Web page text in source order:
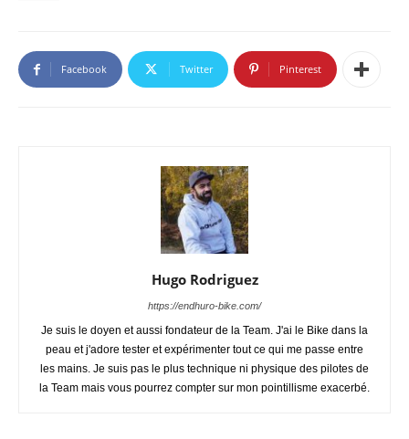
Facebook Twitter Pinterest
Hugo Rodriguez
https://endhuro-bike.com/
Je suis le doyen et aussi fondateur de la Team. J'ai le Bike dans la
peau et j'adore tester et expérimenter tout ce qui me passe entre
les mains. Je suis pas le plus technique ni physique des pilotes de
la Team mais vous pourrez compter sur mon pointillisme exacerbé.